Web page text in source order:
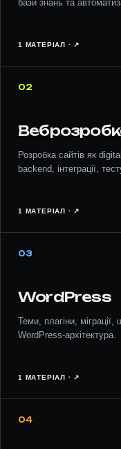
бази знань та
1 МАТЕРІАЛ · ↗︎
02
Розробка сайтів як
backend, інтеграції,
1 МАТЕРІАЛ · ↗︎
03
WordPress
Теми, плагіни,
WordPress-архітектура.
1 МАТЕРІАЛ · ↗︎
04